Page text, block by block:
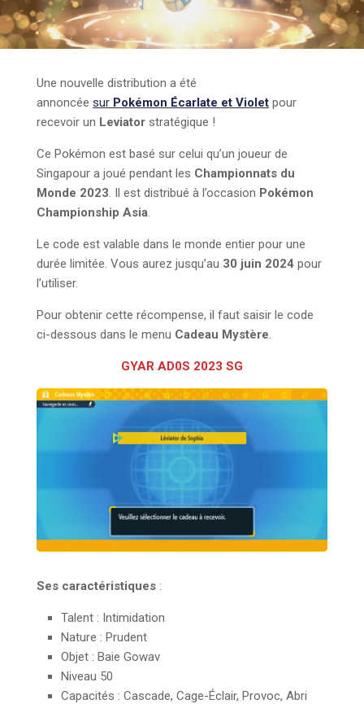
Une nouvelle distribution a été
annoncée sur Pokémon Écarlate et Violet pour
recevoir un Leviator stratégique !
Ce Pokémon est basé sur celui qu’un joueur de
Singapour a joué pendant les Championnats du
Monde 2023. Il est distribué à l’occasion Pokémon
Championship Asia.
Le code est valable dans le monde entier pour une
durée limitée. Vous aurez jusqu’au 30 juin 2024 pour
l’utiliser.
Pour obtenir cette récompense, il faut saisir le code
ci-dessous dans le menu Cadeau Mystère.
GYAR AD0S 2023 SG
Ses caractéristiques :
Talent : Intimidation
Nature : Prudent
Objet : Baie Gowav
Niveau 50
Capacités : Cascade, Cage-Éclair, Provoc, Abri